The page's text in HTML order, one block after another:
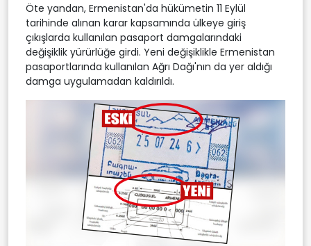
Öte yandan, Ermenistan'da hükümetin 11 Eylül
tarihinde alınan karar kapsamında ülkeye giriş
çıkışlarda kullanılan pasaport damgalarındaki
değişiklik yürürlüğe girdi. Yeni değişiklikle Ermenistan
pasaportlarında kullanılan Ağrı Dağı'nın da yer aldığı
damga uygulamadan kaldırıldı.